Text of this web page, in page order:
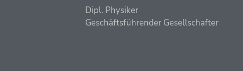
Dipl. Physiker
Geschäftsführender Gesellschafter